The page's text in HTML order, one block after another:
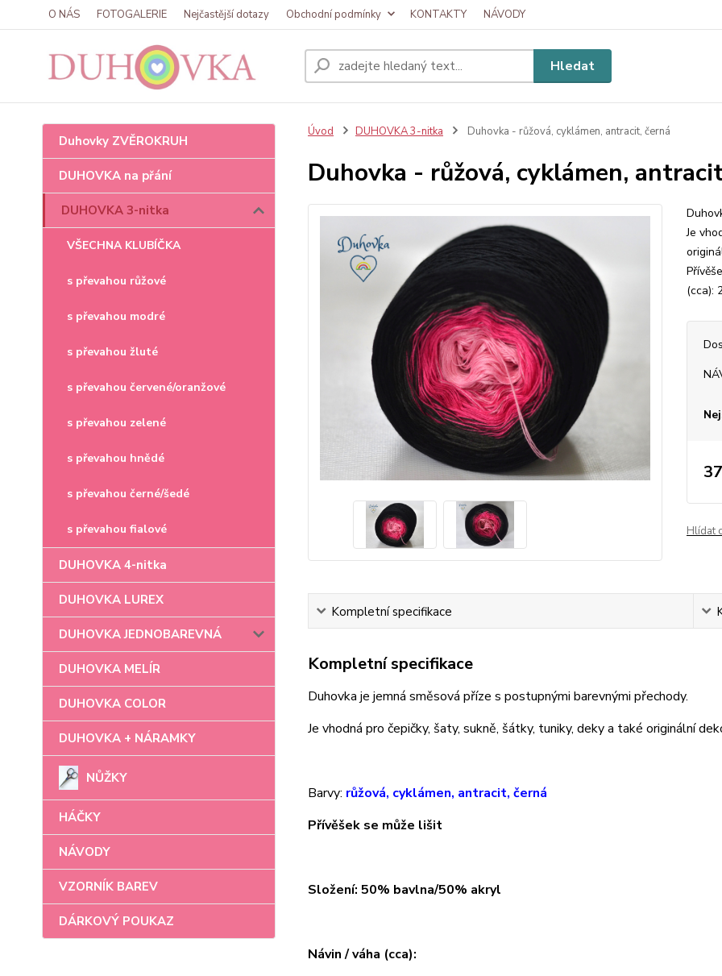
O NÁS FOTOGALERIE Nejčastější dotazy Obchodní podmínky KONTAKTY NÁVODY
Hledat
Duhovky ZVĚROKRUH
DUHOVKA na přání
DUHOVKA 3-nitka
VŠECHNA KLUBÍČKA
s převahou růžové
s převahou modré
s převahou žluté
s převahou červené/oranžové
s převahou zelené
s převahou hnědé
s převahou černé/šedé
s převahou fialové
DUHOVKA 4-nitka
DUHOVKA LUREX
DUHOVKA JEDNOBAREVNÁ
DUHOVKA MELÍR
DUHOVKA COLOR
DUHOVKA + NÁRAMKY
NŮŽKY
HÁČKY
NÁVODY
VZORNÍK BAREV
DÁRKOVÝ POUKAZ
Úvod DUHOVKA 3-nitka Duhovka - růžová, cyklámen, antracit, černá
Duhovka - růžová, cyklámen,
Je
(cca):
Hlídat
Kompletní specifikace
Kompletní specifikace
Duhovka je jemná směsová příze s postupnými barevnými přechody.
Je vhodná pro čepičky, šaty, sukně, šátky, tuniky, deky a také originální
Barvy: růžová, cyklámen, antracit, černá
Přívěšek se může lišit
Složení: 50% bavlna/50% akryl
Návin / váha (cca):